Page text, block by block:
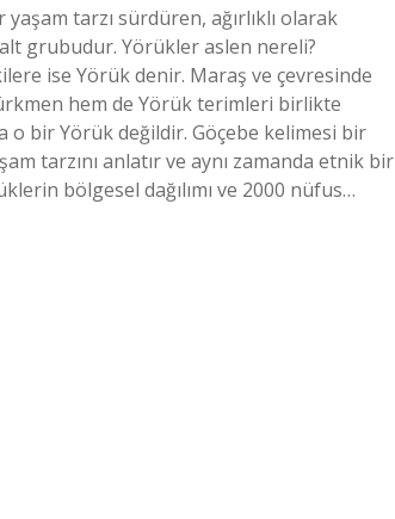
tarzı sürdüren, ağırlıklı olarak
alt grubudur. Yörükler aslen nereli?
ise Yörük denir. Maraş ve çevresinde
hem de Yörük terimleri birlikte
o bir Yörük değildir. Göçebe kelimesi bir
tarzını anlatır ve aynı zamanda etnik bir
bölgesel dağılımı ve 2000 nüfus…